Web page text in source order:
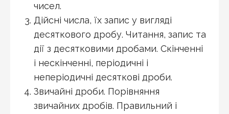
чисел.
Дійсні числа, їх запис у вигляді
десяткового дробу. Читання, запис та
дії з десятковими дробами. Скінченні
і нескінченні, періодичні і
неперіодичні десяткові дроби.
Звичайні дроби. Порівняння
звичайних дробів. Правильний і